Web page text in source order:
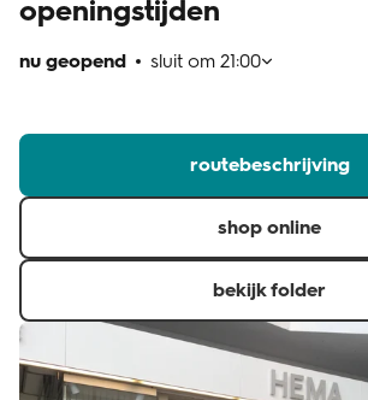
openingstijden
nu geopend sluit om 21:00
routebeschrijving
shop online
bekijk folder